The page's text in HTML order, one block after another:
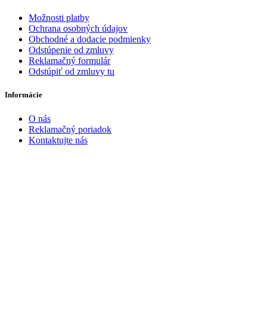
Možnosti platby
Ochrana osobných údajov
Obchodné a dodacie podmienky
Odstúpenie od zmluvy
Reklamačný formulár
Odstúpiť od zmluvy tu
Informácie
O nás
Reklamačný poriadok
Kontaktujte nás